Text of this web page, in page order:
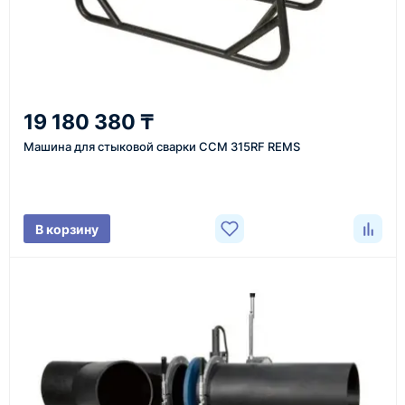
доставка оборудования в разные города и
регионы
средний срок доставки по большинству поставок
проверка товара перед отправкой клиенту
Документы
счёт, договор, накладные и сопроводительные
материалы
19 180 380 ₸
Машина для стыковой сварки ССМ 315RF REMS
В корзину